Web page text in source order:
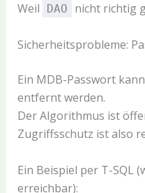
Weil
DAO nicht richtig
Sicherheitsprobleme:
Ein MDB-Passwort
entfernt werden.
Der Algorithmus ist
Zugriffsschutz ist also
Ein Beispiel per T-SQL
erreichbar):